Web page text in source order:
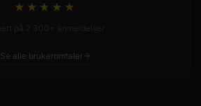
★★★★ ★
Se alle brukeromtaler